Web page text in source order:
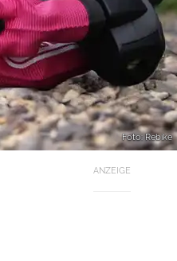
Foto: Rebike
ANZEIGE